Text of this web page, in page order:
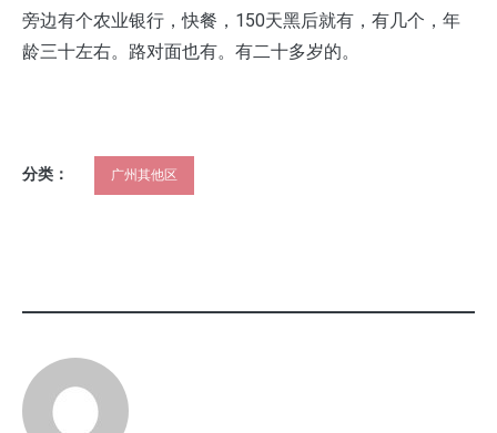
旁边有个农业银行，快餐，150天黑后就有，有几个，年
龄三十左右。路对面也有。有二十多岁的。
分类： 广州其他区